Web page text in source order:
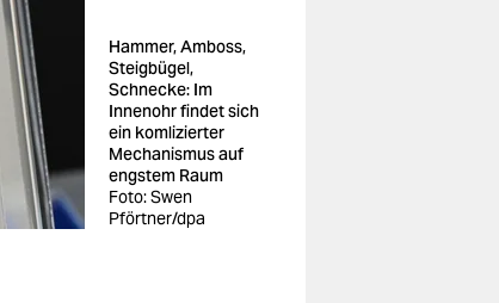
Hammer, Amboss,
Steigbügel,
Schnecke: Im
Innenohr findet sich
ein komlizierter
Mechanismus auf
engstem Raum
Foto: Swen
Pförtner/dpa